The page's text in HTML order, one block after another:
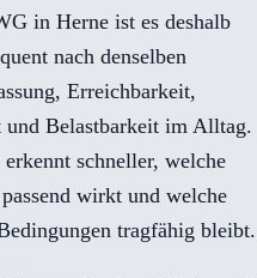
in Herne ist es deshalb
nach denselben
Erreichbarkeit,
Belastbarkeit im Alltag.
schneller, welche
wirkt und welche
tragfähig bleibt.